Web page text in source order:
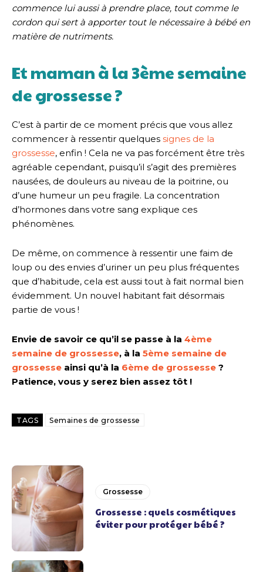
commence lui aussi à prendre place, tout comme le
cordon qui sert à apporter tout le nécessaire à bébé en
matière de nutriments.
Et maman à la 3ème semaine
de grossesse ?
C’est à partir de ce moment précis que vous allez
commencer à ressentir quelques signes de la
grossesse, enfin ! Cela ne va pas forcément être très
agréable cependant, puisqu’il s’agit des premières
nausées, de douleurs au niveau de la poitrine, ou
d’une humeur un peu fragile. La concentration
d’hormones dans votre sang explique ces
phénomènes.
De même, on commence à ressentir une faim de
loup ou des envies d’uriner un peu plus fréquentes
que d’habitude, cela est aussi tout à fait normal bien
évidemment. Un nouvel habitant fait désormais
partie de vous !
Envie de savoir ce qu’il se passe à la 4ème
semaine de grossesse, à la 5ème semaine de
grossesse ainsi qu’à la 6ème de grossesse ?
Patience, vous y serez bien assez tôt !
TAGS Semaines de grossesse
Grossesse
Grossesse : quels cosmétiques
éviter pour protéger bébé ?